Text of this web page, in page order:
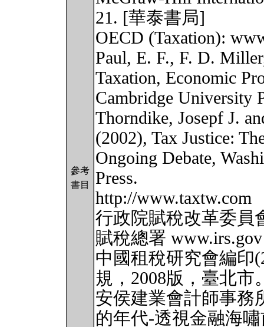
參考
書目
21. [華泰書局]
OECD (Taxation):
Paul, E. F., F. D.
Taxation, Economic
Cambridge University
Thorndike, Josepf J.
(2002), Tax Justice:
Ongoing Debate,
Press.
http://www.taxtw.com
行政院賦稅改革委員
賦稅總署 www.irs.gov
中國租稅研究會編印
規，2008版，臺北市
安侯建業會計師事務
的年代-透視金融海